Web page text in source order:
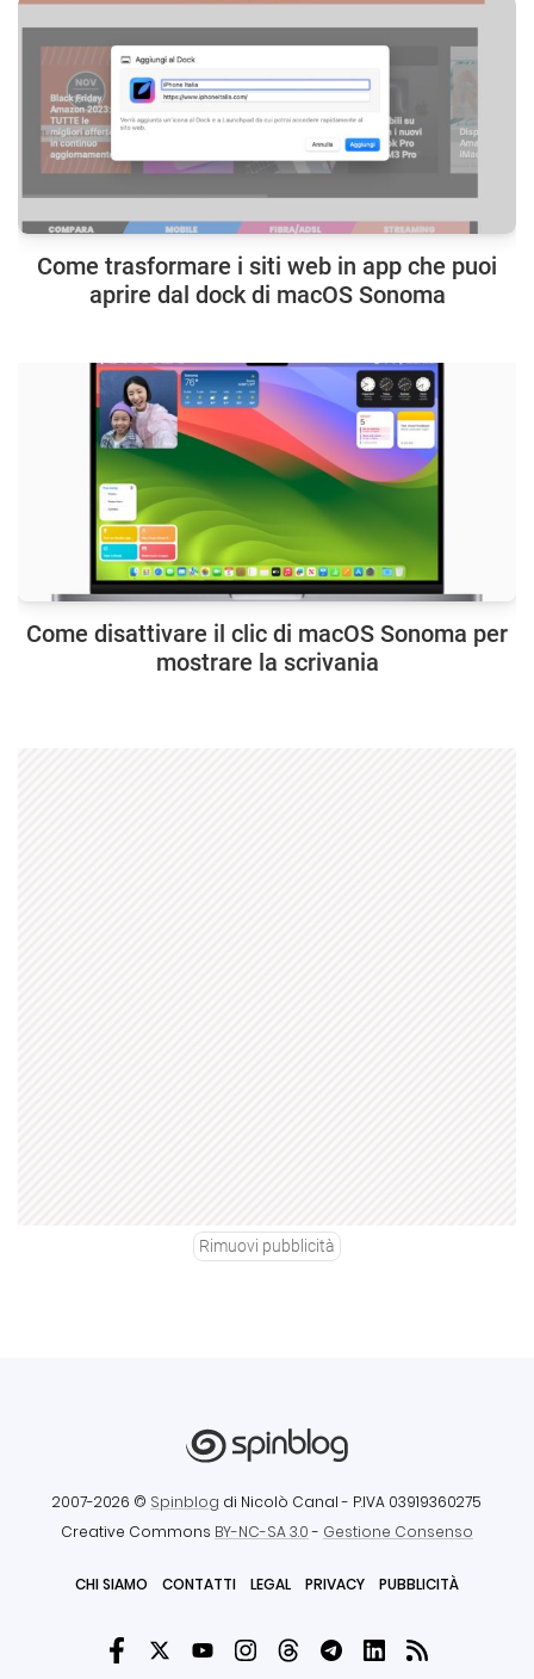
Come trasformare i siti web in app che puoi
aprire dal dock di macOS Sonoma
Come disattivare il clic di macOS Sonoma per
mostrare la scrivania
Rimuovi pubblicità
2007-2026 © Spinblog di Nicolò Canal - P.IVA 03919360275
Creative Commons BY-NC-SA 3.0- Gestione Consenso
CHI SIAMO CONTATTI LEGAL PRIVACY PUBBLICITÀ